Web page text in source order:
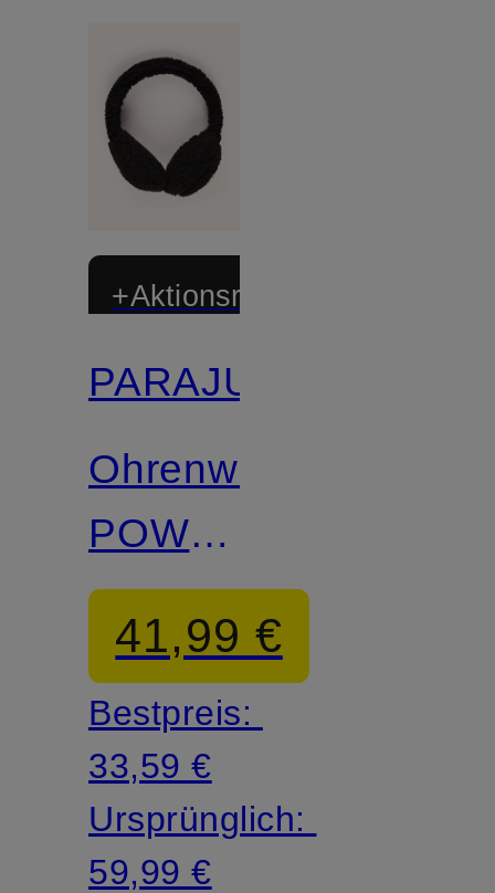
+Aktionsrabatt
PARAJUMPERS
Ohrenwärmer
POWER
aus
Teddyfell
41,99 €
Bestpreis:
33,59 €
Ursprünglich:
59,99 €